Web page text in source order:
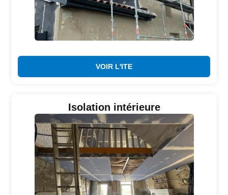
VOIR L'ITE
Isolation intérieure